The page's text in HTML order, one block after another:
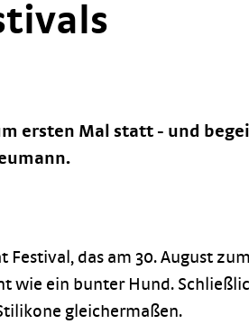
ersten Mal statt - und
das am 30. August
wie ein bunter Hund.
gleichermaßen.